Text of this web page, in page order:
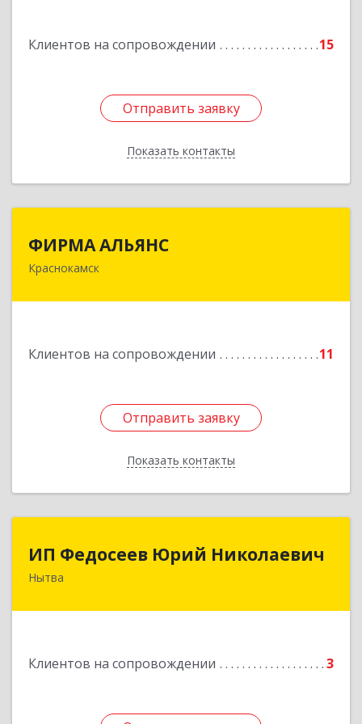
Клиентов на сопровождении 15
Отправить заявку
Показать контакты
Отправить заявку
Назад
ФИРМА АЛЬЯНС
Краснокамск
Клиентов на сопровождении 11
Отправить заявку
Показать контакты
Отправить заявку
Назад
ИП Федосеев Юрий Николаевич
Нытва
Клиентов на сопровождении 3
ИП Федосеев Юрий Николаевич